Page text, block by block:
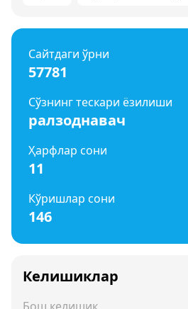
Сайтдаги ўрни
57781
Сўзнинг тескари ёзилиши
ралзоднавач
Ҳарфлар сони
11
Кўришлар сони
146
Келишиклар